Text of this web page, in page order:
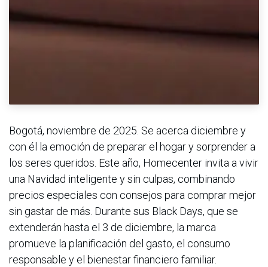
Bogotá, noviembre de 2025. Se acerca diciembre y
con él la emoción de preparar el hogar y sorprender a
los seres queridos. Este año, Homecenter invita a vivir
una Navidad inteligente y sin culpas, combinando
precios especiales con consejos para comprar mejor
sin gastar de más. Durante sus Black Days, que se
extenderán hasta el 3 de diciembre, la marca
promueve la planificación del gasto, el consumo
responsable y el bienestar financiero familiar.